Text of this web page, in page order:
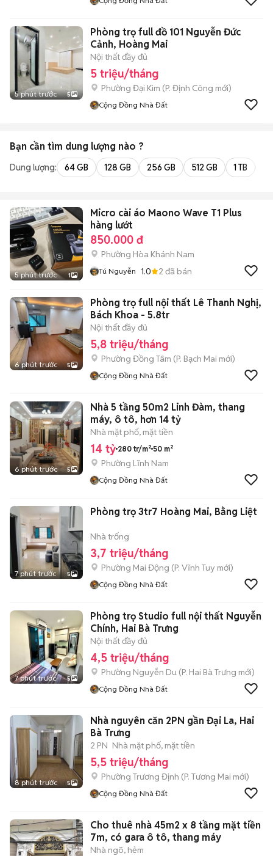
5 phút trước 5
Phòng trọ full đồ 101 Nguyễn Đức
Cảnh, Hoàng Mai
Nội thất đầy đủ
5 triệu/tháng
Phường Đại Kim (P. Định Công mới)
Cộng Đồng Nhà Đất
Bạn cần tìm dung lượng nào ?
Dung lượng: 64 GB 128 GB 256 GB 512 GB 1 TB
5 phút trước 1
Micro cài áo Maono Wave T1 Plus
hàng lướt
850.000 đ
Phường Hòa Khánh Nam
Tú Nguyễn 1.0 2 đã bán
6 phút trước 5
Phòng trọ full nội thất Lê Thanh Nghị,
Bách Khoa - 5.8tr
Nội thất đầy đủ
5,8 triệu/tháng
Phường Đồng Tâm (P. Bạch Mai mới)
Cộng Đồng Nhà Đất
6 phút trước 5
Nhà 5 tầng 50m2 Linh Đàm, thang
máy, ô tô, hơn 14 tỷ
Nhà mặt phố, mặt tiền
14 tỷ 280 tr/m² 50 m²
Phường Lĩnh Nam
Cộng Đồng Nhà Đất
7 phút trước 5
Phòng trọ 3tr7 Hoàng Mai, Bằng Liệt
Nhà trống
3,7 triệu/tháng
Phường Mai Động (P. Vĩnh Tuy mới)
Cộng Đồng Nhà Đất
7 phút trước 5
Phòng trọ Studio full nội thất Nguyễn
Chính, Hai Bà Trưng
Nội thất đầy đủ
4,5 triệu/tháng
Phường Nguyễn Du (P. Hai Bà Trưng mới)
Cộng Đồng Nhà Đất
8 phút trước 5
Nhà nguyên căn 2PN gần Đại La, Hai
Bà Trưng
2 PN Nhà mặt phố, mặt tiền
5,5 triệu/tháng
Phường Trương Định (P. Tương Mai mới)
Cộng Đồng Nhà Đất
Cho thuê nhà 45m2 x 8 tầng mặt tiền
7m, có gara ô tô, thang máy
Nhà ngõ, hẻm